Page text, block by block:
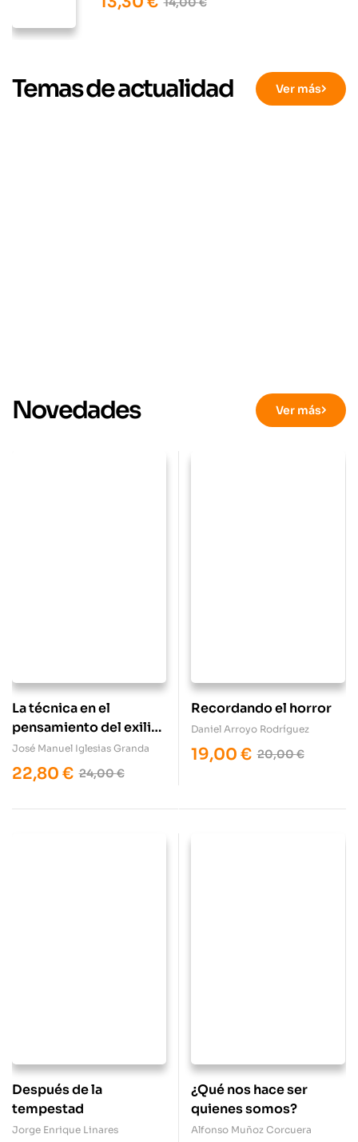
Temas de actualidad Ver más
Novedades Ver más
La técnica en el
pensamiento del exilio
republicano
José Manuel Iglesias Granda
24,00€
22,80 €
Recordando el horror
Daniel Arroyo Rodríguez
20,00€
19,00 €
Después de la
tempestad
Jorge Enrique Linares
¿Qué nos hace ser
quienes somos?
Alfonso Muñoz Corcuera